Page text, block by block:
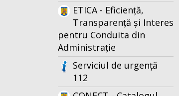
ETICA - Eficiență,
Transparență și Interes
pentru Conduita din
Administrație
Serviciul de urgență
112